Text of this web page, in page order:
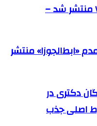
وردپرس فارسی نگارش ۷.۰ منتشر شد –
«ابط‌الجوزا» منتشر
دکتری در